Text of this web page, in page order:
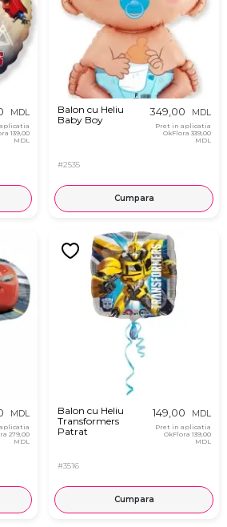
MDL
139,00
MDL
Balon cu Heliu
Baby Boy
#2535
349,00 MDL
Pret in aplicatia
OkFlora 339,00
MDL
Cumpara
MDL
279,00
MDL
Balon cu Heliu
Transformers
Patrat
#3516
149,00 MDL
Pret in aplicatia
OkFlora 139,00
MDL
Cumpara